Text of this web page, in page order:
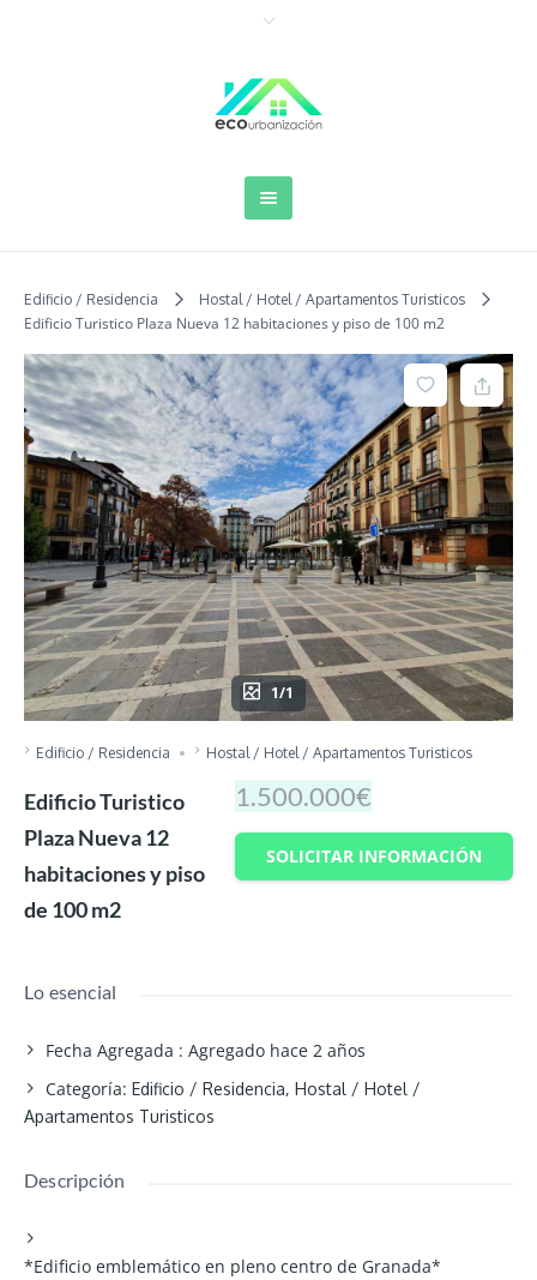
Edificio / Residencia Hostal / Hotel / Apartamentos Turisticos
Edificio Turistico Plaza Nueva 12 habitaciones y piso de 100 m2
1/1
Edificio / Residencia Hostal / Hotel / Apartamentos Turisticos
Edificio Turistico
Plaza Nueva 12
habitaciones y piso
de 100 m2
1.500.000€
SOLICITAR INFORMACIÓN
Lo esencial
Fecha Agregada : Agregado hace 2 años
Categoría: Edificio / Residencia, Hostal / Hotel /
Apartamentos Turisticos
Descripción
*Edificio emblemático en pleno centro de Granada*